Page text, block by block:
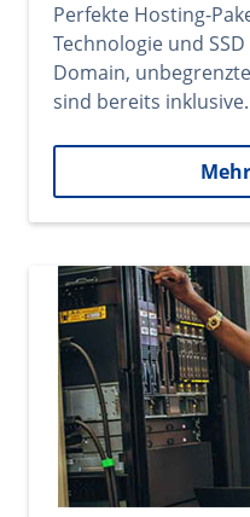
Perfekte Hosting-
Technologie und
Domain,
sind bereits inklusive.